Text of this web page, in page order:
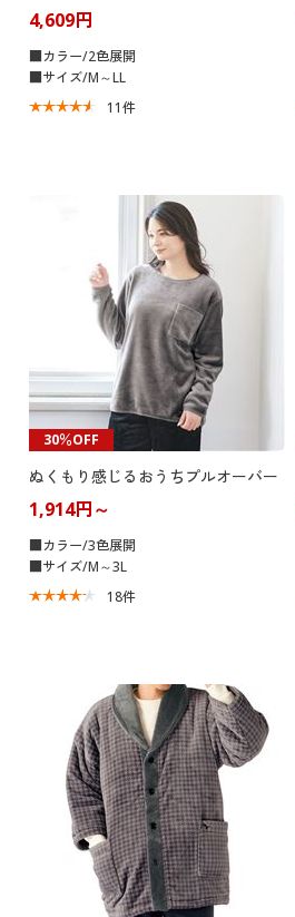
4,609円
■カラー/2色展開
■サイズ/M～LL
11件
30％OFF
ぬくもり感じるおうちプルオーバー
1,914円～
■カラー/3色展開
■サイズ/M～3L
18件